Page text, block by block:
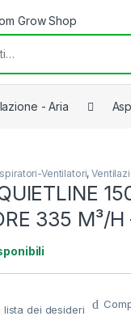
- Aria
Ventilatori,
335 M³/
lista dei desideri